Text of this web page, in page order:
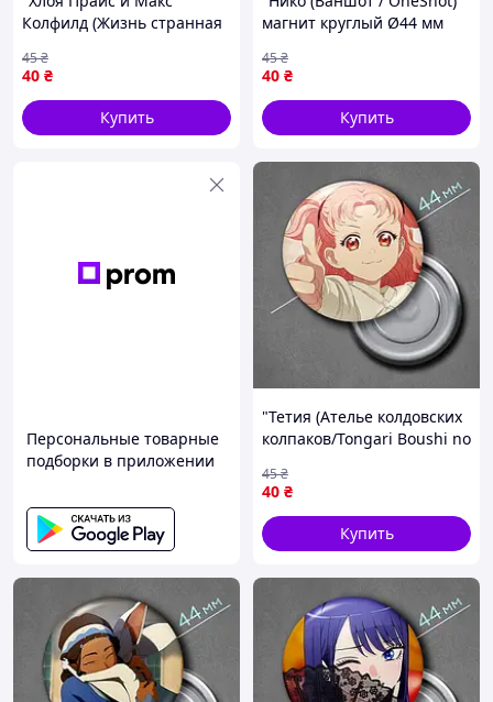
Колфилд (Жизнь странная
круглый Ø44 мм
40 ₴
45₴
Купить
магнит круглый Ø44 мм
40 ₴
45₴
Купить
Персональные товарные
подборки в приложении
"Тетия (Ателье колдовских
колпаков/Tongari Boushi no
Ø44 мм
40 ₴
45₴
Купить